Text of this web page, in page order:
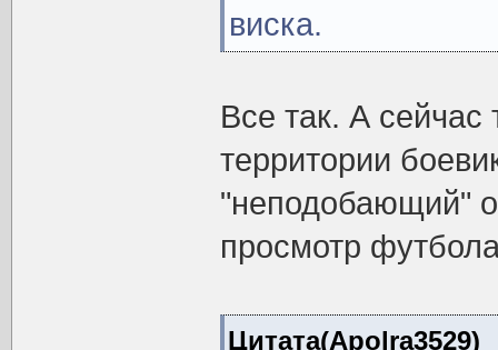
виска.
Все так. А сейчас
территории
"неподобающий"
просмотр
Цитата(Apolra3529)